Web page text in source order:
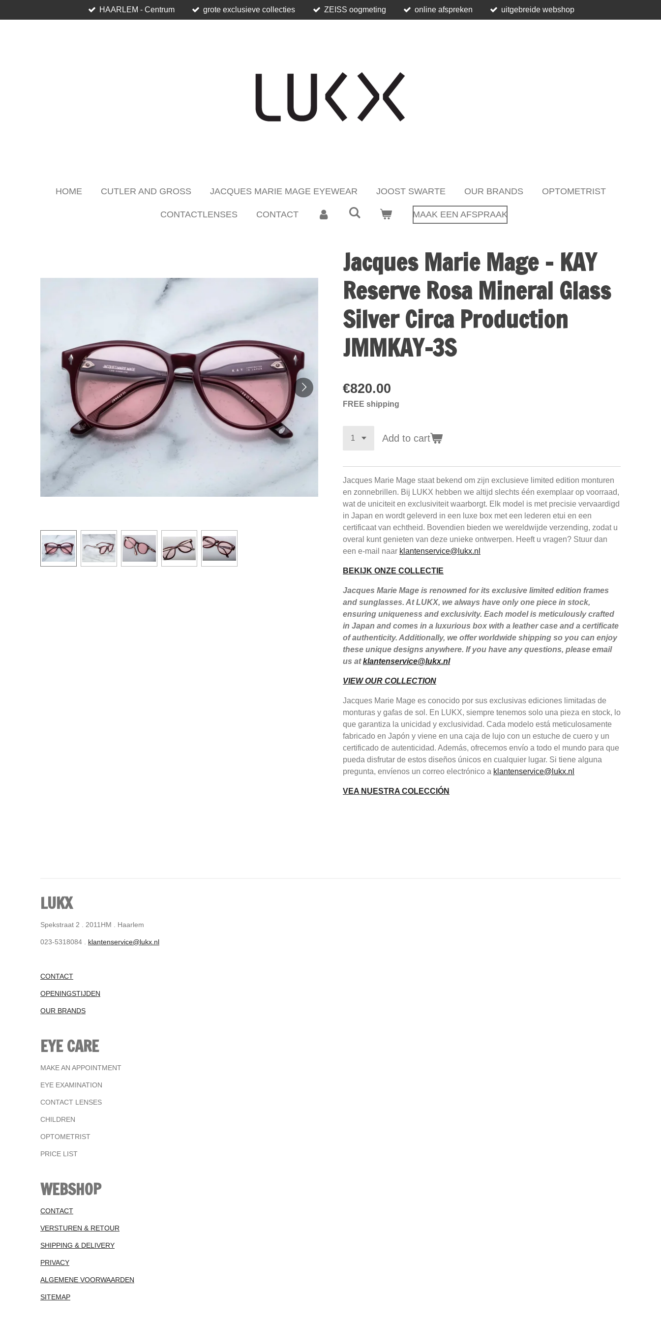
to
HAARLEM - Centrum grote exclusieve collecties ZEISS oogmeting online afspreken uitgebreide webshop
HOME CUTLER AND GROSS JACQUES MARIE MAGE EYEWEAR JOOST SWARTE OUR BRANDS OPTOMETRIST
CONTACTLENSES CONTACT MAAK EEN AFSPRAAK
Jacques Marie Mage - KAY
Reserve Rosa Mineral Glass
Silver Circa Production
JMMKAY-3S
€820.00
FREE shipping
Add to cart
Jacques Marie Mage staat bekend om zijn exclusieve limited edition monturen
en zonnebrillen. Bij LUKX hebben we altijd slechts één exemplaar op voorraad,
wat de uniciteit en exclusiviteit waarborgt. Elk model is met precisie vervaardigd
in Japan en wordt geleverd in een luxe box met een lederen etui en een
certificaat van echtheid. Bovendien bieden we wereldwijde verzending, zodat u
overal kunt genieten van deze unieke ontwerpen. Heeft u vragen? Stuur dan
een e-mail naar klantenservice@lukx.nl
BEKIJK ONZE COLLECTIE
Jacques Marie Mage is renowned for its exclusive limited edition frames
and sunglasses. At LUKX, we always have only one piece in stock,
ensuring uniqueness and exclusivity. Each model is meticulously crafted
in Japan and comes in a luxurious box with a leather case and a certificate
of authenticity. Additionally, we offer worldwide shipping so you can enjoy
these unique designs anywhere. If you have any questions, please email
us atklantenservice@lukx.nl
VIEW OUR COLLECTION
Jacques Marie Mage es conocido por sus exclusivas ediciones limitadas de
monturas y gafas de sol. En LUKX, siempre tenemos solo una pieza en stock, lo
que garantiza la unicidad y exclusividad. Cada modelo está meticulosamente
fabricado en Japón y viene en una caja de lujo con un estuche de cuero y un
certificado de autenticidad. Además, ofrecemos envío a todo el mundo para que
pueda disfrutar de estos diseños únicos en cualquier lugar. Si tiene alguna
pregunta, envíenos un correo electrónico a klantenservice@lukx.nl
VEA NUESTRA COLECCIÓN
LUKX
Spekstraat 2 . 2011HM . Haarlem
023-5318084 . klantenservice@lukx.nl
CONTACT
OPENINGSTIJDEN
OUR BRANDS
EYE CARE
MAKE AN APPOINTMENT
EYE EXAMINATION
CONTACT LENSES
CHILDREN
OPTOMETRIST
PRICE LIST
WEBSHOP
CONTACT
VERSTUREN & RETOUR
SHIPPING & DELIVERY
PRIVACY
ALGEMENE VOORWAARDEN
SITEMAP